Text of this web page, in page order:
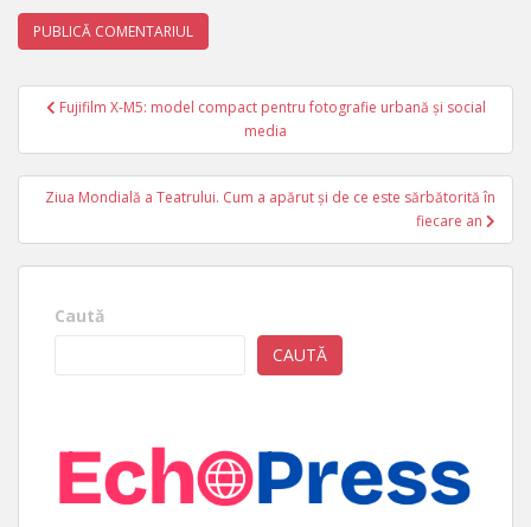
Navigare
articole
Fujifilm X-M5: model compact pentru fotografie urbană și social
media
Ziua Mondială a Teatrului. Cum a apărut și de ce este sărbătorită în
fiecare an
Caută
CAUTĂ